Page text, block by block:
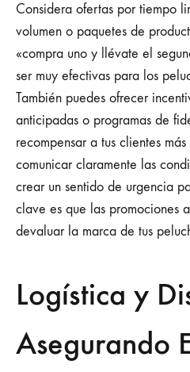
Considera ofertas por tiempo
volumen o paquetes de
«compra uno y llévate el
ser muy efectivas para los
También puedes ofrecer
anticipadas o programas de
recompensar a tus clientes
comunicar claramente las
crear un sentido de urgencia
clave es que las promociones
devaluar la marca de tus
Logística y
Asegurando